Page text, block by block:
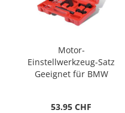
Motor-
Einstellwerkzeug-Satz
Geeignet für BMW
53.95 CHF